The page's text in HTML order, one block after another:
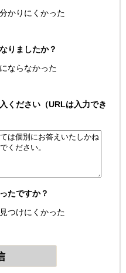
かりにくかった
りましたか？
ならなかった
ください（URLは入力でき
たですか？
つけにくかった